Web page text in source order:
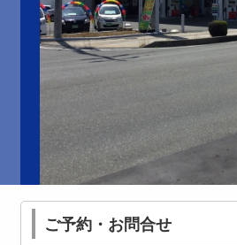
ご予約・お問合せ